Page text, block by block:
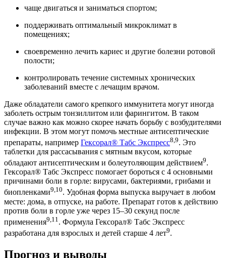
чаще двигаться и заниматься спортом;
поддерживать оптимальный микроклимат в
помещениях;
своевременно лечить кариес и другие болезни ротовой
полости;
контролировать течение системных хронических
заболеваний вместе с лечащим врачом.
Даже обладатели самого крепкого иммунитета могут иногда
заболеть острым тонзиллитом или фарингитом. В таком
случае важно как можно скорее начать борьбу с возбудителями
инфекции. В этом могут помочь местные антисептические
препараты, например Гексорал® Табс Экспресс8,9. Это
таблетки для рассасывания с мятным вкусом, которые
обладают антисептическим и болеутоляющим действием9.
Гексорал® Табс Экспресс помогает бороться с 4 основными
причинами боли в горле: вирусами, бактериями, грибами и
биопленками9,10. Удобная форма выпуска выручает в любом
месте: дома, в отпуске, на работе. Препарат готов к действию
против боли в горле уже через 15–30 секунд после
применения9,11 . Формула Гексорал® Табс Экспресс
разработана для взрослых и детей старше 4 лет9.
Прогноз и выводы